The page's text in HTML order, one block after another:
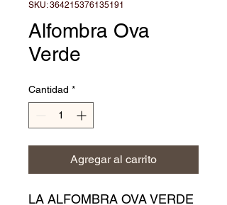
SKU: 364215376135191
Alfombra Ova
Verde
Cantidad *
Agregar al carrito
LA ALFOMBRA OVA VERDE